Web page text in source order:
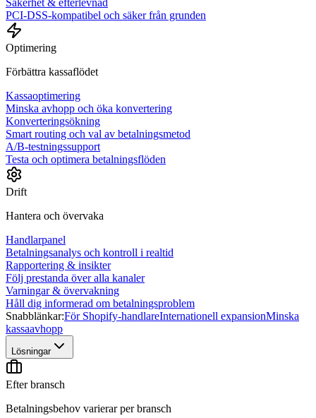
Säkerhet & efterlevnad
PCI-DSS-kompatibel och säker från grunden
Optimering
Förbättra kassaflödet
Kassaoptimering
Minska avhopp och öka konvertering
Konverteringsökning
Smart routing och val av betalningsmetod
A/B-testningssupport
Testa och optimera betalningsflöden
Drift
Hantera och övervaka
Handlarpanel
Betalningsanalys och kontroll i realtid
Rapportering & insikter
Följ prestanda över alla kanaler
Varningar & övervakning
Håll dig informerad om betalningsproblem
Snabblänkar:För Shopify-handlareInternationell expansionMinska
kassaavhopp
Lösningar
Efter bransch
Betalningsbehov varierar per bransch